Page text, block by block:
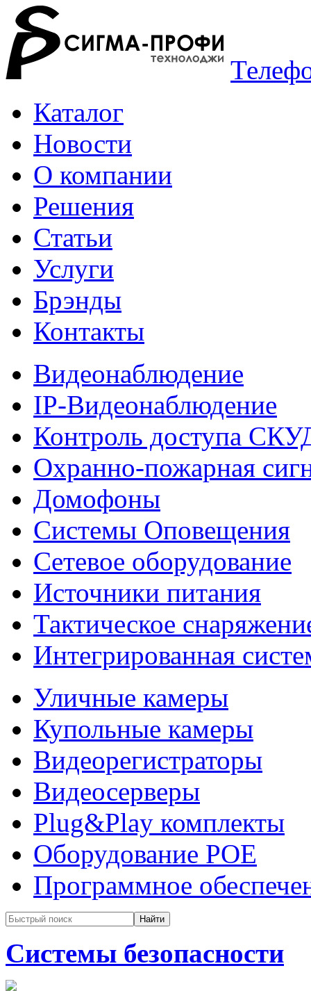
Каталог
Новости
О компании
Решения
Статьи
Услуги
Брэнды
Контакты
Видеонаблюдение
IP-Видеонаблюдение
Контроль доступа
Охранно-пожарная
Домофоны
Системы Оповещения
Сетевое оборудование
Источники питания
Тактическое
Интегрированная
Уличные камеры
Купольные камеры
Видеорегистраторы
Видеосерверы
Plug&Play комплекты
Оборудование POE
Программное
Системы безопасности